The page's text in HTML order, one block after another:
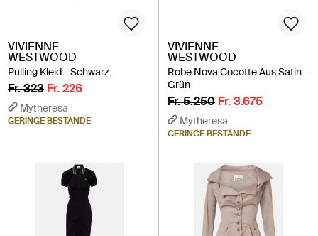
VIVIENNE
WESTWOOD
Pulling Kleid - Schwarz
Fr. 323 Fr. 226
Mytheresa
GERINGE BESTÄNDE
VIVIENNE
WESTWOOD
Robe Nova Cocotte Aus Satin -
Grün
Fr. 5.250 Fr. 3.675
Mytheresa
GERINGE BESTÄNDE